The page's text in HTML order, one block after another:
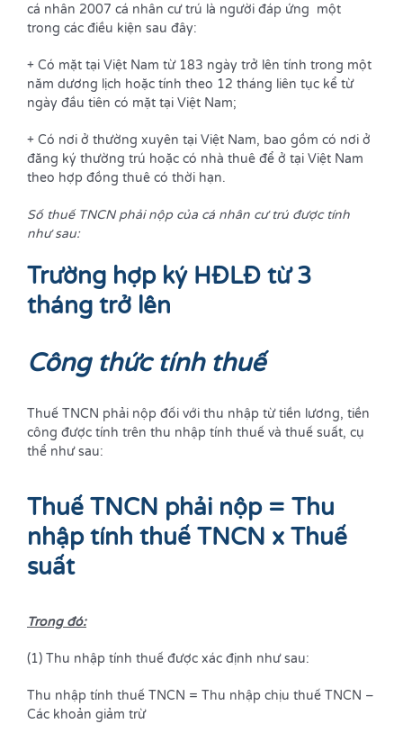
cá nhân 2007 cá nhân cư trú là người đáp ứng một
trong các điều kiện sau đây:
+ Có mặt tại Việt Nam từ 183 ngày trở lên tính trong một
năm dương lịch hoặc tính theo 12 tháng liên tục kể từ
ngày đầu tiên có mặt tại Việt Nam;
+ Có nơi ở thường xuyên tại Việt Nam, bao gồm có nơi ở
đăng ký thường trú hoặc có nhà thuê để ở tại Việt Nam
theo hợp đồng thuê có thời hạn.
Số thuế TNCN phải nộp của cá nhân cư trú được tính
như sau:
Trường hợp ký HĐLĐ từ 3
tháng trở lên
Công thức tính thuế
Thuế TNCN phải nộp đối với thu nhập từ tiền lương, tiền
công được tính trên thu nhập tính thuế và thuế suất, cụ
thể như sau:
Thuế TNCN phải nộp = Thu
nhập tính thuế TNCN x Thuế
suất
Trong đó:
(1) Thu nhập tính thuế được xác định như sau:
Thu nhập tính thuế TNCN = Thu nhập chịu thuế TNCN –
Các khoản giảm trừ